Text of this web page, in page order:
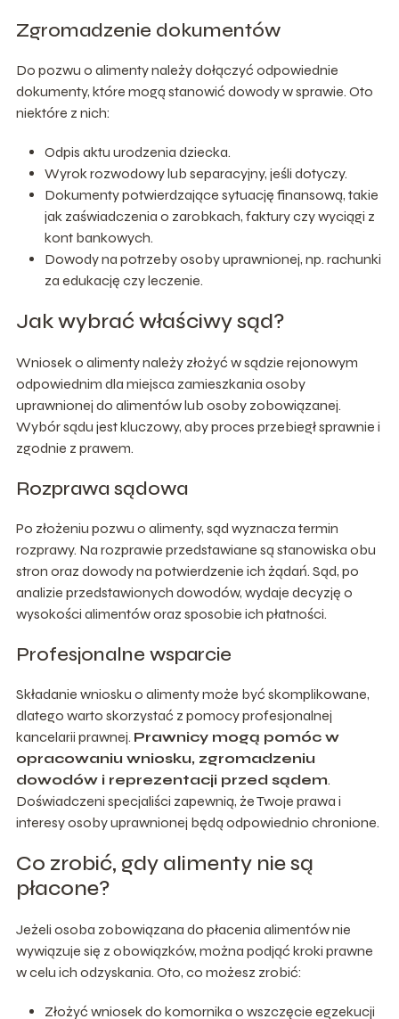
Zgromadzenie dokumentów
Do pozwu o alimenty należy dołączyć odpowiednie
dokumenty, które mogą stanowić dowody w sprawie. Oto
niektóre z nich:
Odpis aktu urodzenia dziecka.
Wyrok rozwodowy lub separacyjny, jeśli dotyczy.
Dokumenty potwierdzające sytuację finansową, takie
jak zaświadczenia o zarobkach, faktury czy wyciągi z
kont bankowych.
Dowody na potrzeby osoby uprawnionej, np. rachunki
za edukację czy leczenie.
Jak wybrać właściwy sąd?
Wniosek o alimenty należy złożyć w sądzie rejonowym
odpowiednim dla miejsca zamieszkania osoby
uprawnionej do alimentów lub osoby zobowiązanej.
Wybór sądu jest kluczowy, aby proces przebiegł sprawnie i
zgodnie z prawem.
Rozprawa sądowa
Po złożeniu pozwu o alimenty, sąd wyznacza termin
rozprawy. Na rozprawie przedstawiane są stanowiska obu
stron oraz dowody na potwierdzenie ich żądań. Sąd, po
analizie przedstawionych dowodów, wydaje decyzję o
wysokości alimentów oraz sposobie ich płatności.
Profesjonalne wsparcie
Składanie wniosku o alimenty może być skomplikowane,
dlatego warto skorzystać z pomocy profesjonalnej
kancelarii prawnej. Prawnicy mogą pomóc w
opracowaniu wniosku, zgromadzeniu
dowodów i reprezentacji przed sądem.
Doświadczeni specjaliści zapewnią, że Twoje prawa i
interesy osoby uprawnionej będą odpowiednio chronione.
Co zrobić, gdy alimenty nie są
płacone?
Jeżeli osoba zobowiązana do płacenia alimentów nie
wywiązuje się z obowiązków, można podjąć kroki prawne
w celu ich odzyskania. Oto, co możesz zrobić:
Złożyć wniosek do komornika o wszczęcie egzekucji